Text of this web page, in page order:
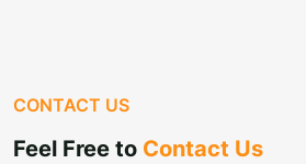
CONTACT US
Feel Free to Contact Us